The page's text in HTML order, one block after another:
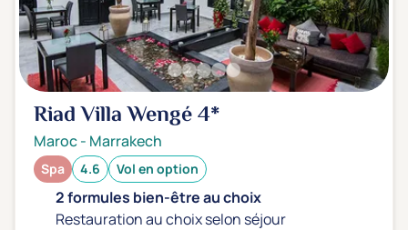
Riad Villa Wengé4*
Maroc- Marrakech
Spa 4.6 Vol en option
2 formules bien-être au choix
Restauration au choix selon séjour